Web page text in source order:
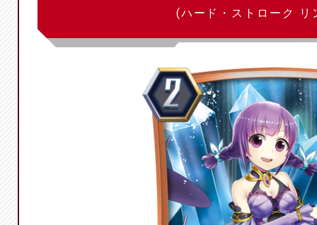
(ハード・ストローク リ